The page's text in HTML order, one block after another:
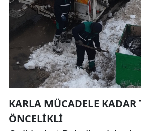
KARLA MÜCADELE
ÖNCELİKLİ